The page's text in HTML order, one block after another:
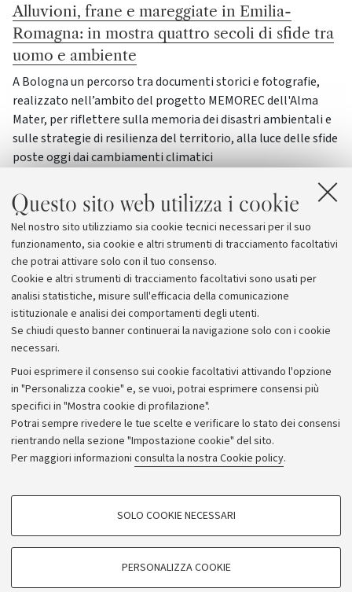
Questo sito web utilizza i cookie
Nel nostro sito utilizziamo sia cookie tecnici necessari per il suo
funzionamento, sia cookie e altri strumenti di tracciamento facoltativi
che potrai attivare solo con il tuo consenso.
Cookie e altri strumenti di tracciamento facoltativi sono usati per
analisi statistiche, misure sull'efficacia della comunicazione
istituzionale e analisi dei comportamenti degli utenti.
Se chiudi questo banner continuerai la navigazione solo con i cookie
necessari.
Puoi esprimere il consenso sui cookie facoltativi attivando l'opzione
in "Personalizza cookie" e, se vuoi, potrai esprimere consensi più
specifici in "Mostra cookie di profilazione".
Potrai sempre rivedere le tue scelte e verificare lo stato dei consensi
rientrando nella sezione "Impostazione cookie" del sito.
Per maggiori informazioni consulta la nostra Cookie policy.
COOKIE DI PROFILAZIONE - FACOLTATIVI
SOLO COOKIE NECESSARI
PERSONALIZZA COOKIE
Alluvioni, frane e mareggiate in Emilia-
Romagna: in mostra quattro secoli di sfide tra
uomo e ambiente
A Bologna un percorso tra documenti storici e fotografie,
realizzato nell’ambito del progetto MEMOREC dell'Alma
Mater, per riflettere sulla memoria dei disastri ambientali e
sulle strategie di resilienza del territorio, alla luce delle sfide
poste oggi dai cambiamenti climatici
Mostre e spettacoli Ambiente e vita
Vedi di più
Archivio
Comunicati stampa
Redazione
Rassegna stampa
© Copyright 2026 - ALMA MATER STUDIORUM - Università di